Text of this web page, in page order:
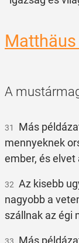
Matthäus
A
31
Más
mennyeknek
ember, és elvet
32 Az kisebb
nagyobb a
szállnak az égi
Más